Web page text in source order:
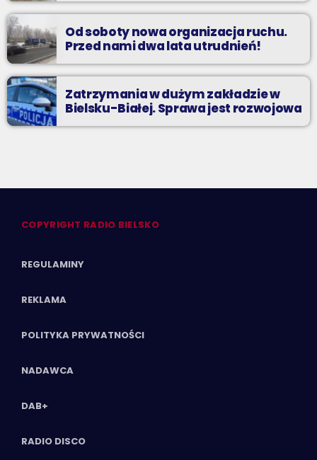
Od soboty nowa organizacja ruchu.
Przed nami dwa lata utrudnień!
Zatrzymania w dużym zakładzie w
Bielsku-Białej. Sprawa jest rozwojowa
COPYRIGHT RADIO BIELSKO
REGULAMINY
REKLAMA
POLITYKA PRYWATNOŚCI
NADAWCA
DAB+
RADIO DISCO